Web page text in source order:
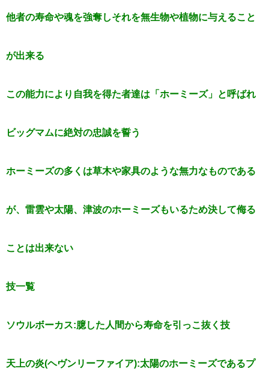
他者の寿命や魂を強奪しそれを無生物や植物に与えること
が出来る
この能力により自我を得た者達は「ホーミーズ」と呼ばれ
ビッグマムに絶対の忠誠を誓う
ホーミーズの多くは草木や家具のような無力なものである
が、雷雲や太陽、津波のホーミーズもいるため決して侮る
ことは出来ない
技一覧
ソウルボーカス:臆した人間から寿命を引っこ抜く技
天上の炎(ヘヴンリーファイア):太陽のホーミーズであるプ